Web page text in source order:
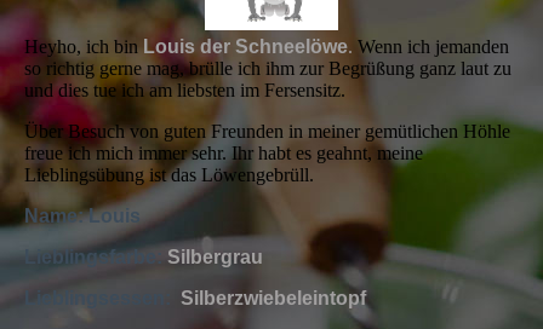
Heyho, ich bin Louis der Schneelöwe. Wenn ich jemanden
so richtig gerne mag, brülle ich ihm zur Begrüßung ganz laut zu
und dies tue ich am liebsten im Fersensitz.
Über Besuch von guten Freunden in meiner gemütlichen Höhle
freue ich mich immer sehr. Ihr habt es geahnt, meine
Lieblingsübung ist das Löwengebrüll.
Name: Louis
Lieblingsfarbe: Silbergrau
Lieblingsessen: Silberzwiebeleintopf